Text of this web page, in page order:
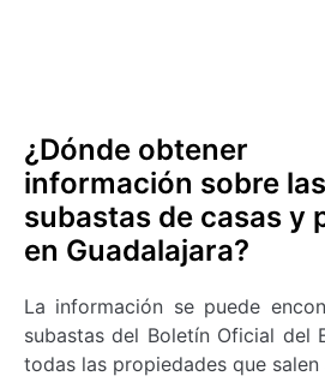
¿Dónde obtener
información sobre las
subastas de casas y
en Guadalajara?
La información se puede
subastas del Boletín Oficial del
todas las propiedades que salen